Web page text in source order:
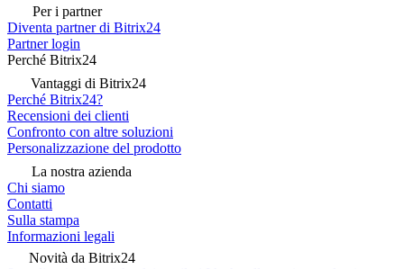
Per i partner
Diventa partner di Bitrix24
Partner login
Perché Bitrix24
Vantaggi di Bitrix24
Perché Bitrix24?
Recensioni dei clienti
Confronto con altre soluzioni
Personalizzazione del prodotto
La nostra azienda
Chi siamo
Contatti
Sulla stampa
Informazioni legali
Novità da Bitrix24